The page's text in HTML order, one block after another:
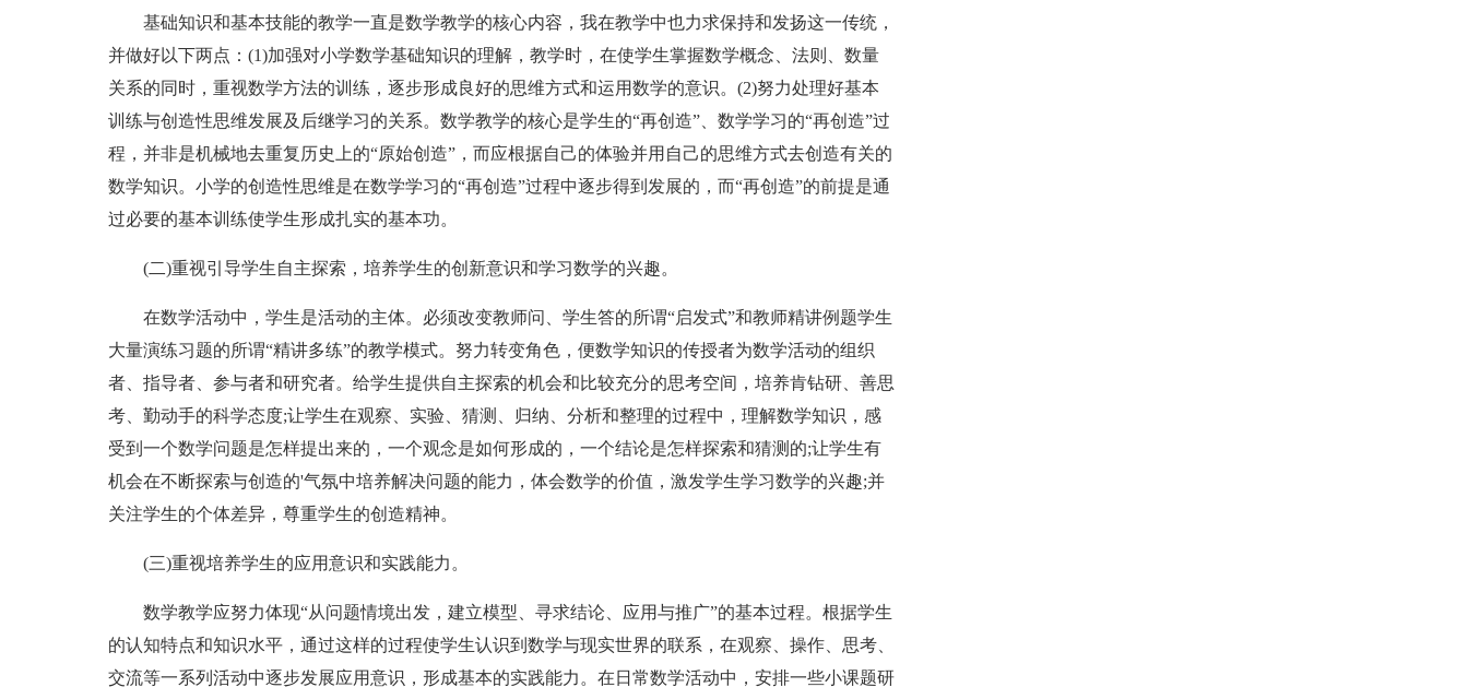
基础知识和基本技能的教学一直是数学教学的核心内容，我在教学中也力求保持和发扬这一传统，
并做好以下两点：(1)加强对小学数学基础知识的理解，教学时，在使学生掌握数学概念、法则、数量
关系的同时，重视数学方法的训练，逐步形成良好的思维方式和运用数学的意识。(2)努力处理好基本
训练与创造性思维发展及后继学习的关系。数学教学的核心是学生的“再创造”、数学学习的“再创造”过
程，并非是机械地去重复历史上的“原始创造”，而应根据自己的体验并用自己的思维方式去创造有关的
数学知识。小学的创造性思维是在数学学习的“再创造”过程中逐步得到发展的，而“再创造”的前提是通
过必要的基本训练使学生形成扎实的基本功。
(二)重视引导学生自主探索，培养学生的创新意识和学习数学的兴趣。
在数学活动中，学生是活动的主体。必须改变教师问、学生答的所谓“启发式”和教师精讲例题学生
大量演练习题的所谓“精讲多练”的教学模式。努力转变角色，便数学知识的传授者为数学活动的组织
者、指导者、参与者和研究者。给学生提供自主探索的机会和比较充分的思考空间，培养肯钻研、善思
考、勤动手的科学态度;让学生在观察、实验、猜测、归纳、分析和整理的过程中，理解数学知识，感
受到一个数学问题是怎样提出来的，一个观念是如何形成的，一个结论是怎样探索和猜测的;让学生有
机会在不断探索与创造的'气氛中培养解决问题的能力，体会数学的价值，激发学生学习数学的兴趣;并
关注学生的个体差异，尊重学生的创造精神。
(三)重视培养学生的应用意识和实践能力。
数学教学应努力体现“从问题情境出发，建立模型、寻求结论、应用与推广”的基本过程。根据学生
的认知特点和知识水平，通过这样的过程使学生认识到数学与现实世界的联系，在观察、操作、思考、
交流等一系列活动中逐步发展应用意识，形成基本的实践能力。在日常数学活动中，安排一些小课题研